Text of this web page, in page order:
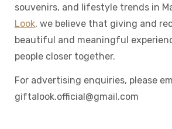
souvenirs, and lifestyle trends in
Look, we believe that giving and
beautiful and meaningful
people closer together.
For advertising enquiries, please
giftalook.official@gmail.com